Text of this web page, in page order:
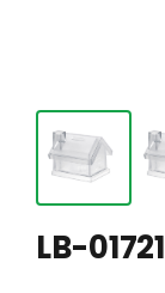
Tête de lettre
Sous-mains
LB-01721